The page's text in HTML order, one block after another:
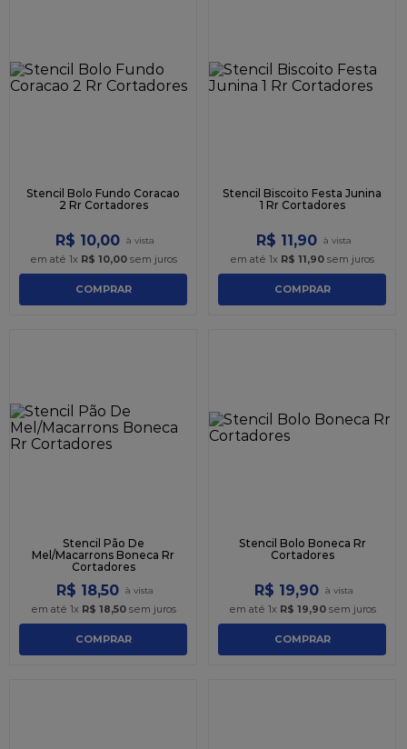
Stencil Bolo Fundo Coracao
2 Rr Cortadores
R$ 10,00
em até 1x R$ 10,00sem juros
COMPRAR
Stencil Biscoito Festa Junina
1 Rr Cortadores
R$ 11,90
em até 1x R$ 11,90 sem juros
COMPRAR
Stencil Pão De
Mel/Macarrons Boneca Rr
Cortadores
R$ 18,50
em até 1x R$ 18,50sem juros
COMPRAR
Stencil Bolo Boneca Rr
Cortadores
R$ 19,90
em até 1x R$ 19,90sem juros
COMPRAR